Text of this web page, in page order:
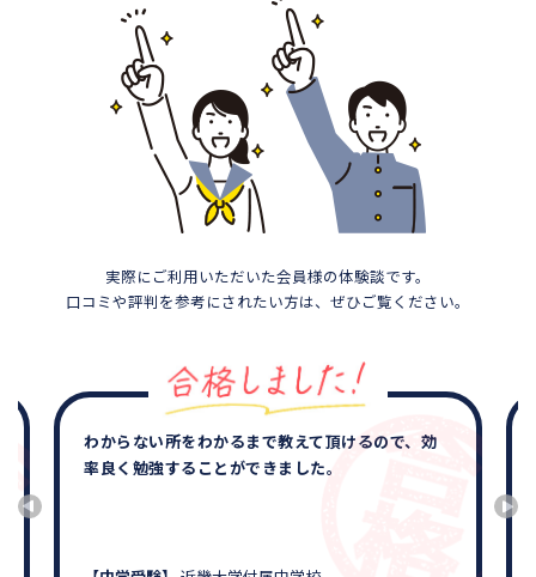
実際にご利用いただいた会員様の体験談です。
口コミや評判を参考にされたい方は、ぜひご覧ください。
わからない所をわかるまで教えて頂けるので、効
率良く勉強することができました。